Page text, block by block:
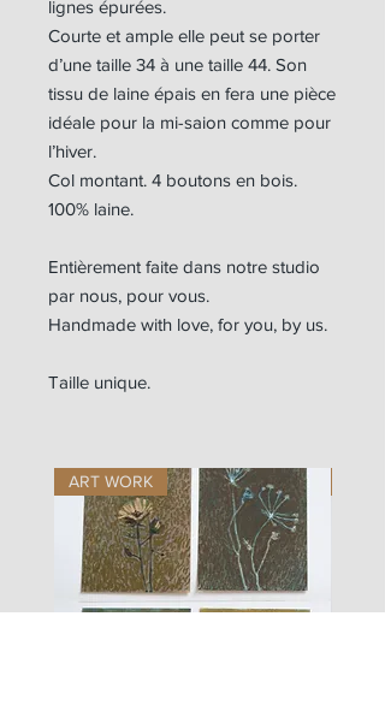
lignes épurées.
Courte et ample elle peut se porter
d’une taille 34 à une taille 44. Son
tissu de laine épais en fera une pièce
idéale pour la mi-saion comme pour
l’hiver.
Col montant. 4 boutons en bois.
100% laine.
Entièrement faite dans notre studio
par nous, pour vous.
Handmade with love, for you, by us.
Taille unique.
ART WORK